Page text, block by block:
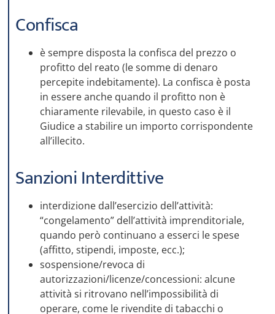
Confisca
è sempre disposta la confisca del prezzo o
profitto del reato (le somme di denaro
percepite indebitamente). La confisca è posta
in essere anche quando il profitto non è
chiaramente rilevabile, in questo caso è il
Giudice a stabilire un importo corrispondente
all’illecito.
Sanzioni Interdittive
interdizione dall’esercizio dell’attività:
“congelamento” dell’attività imprenditoriale,
quando però continuano a esserci le spese
(affitto, stipendi, imposte, ecc.);
sospensione/revoca di
autorizzazioni/licenze/concessioni: alcune
attività si ritrovano nell’impossibilità di
operare, come le rivendite di tabacchi o
PATRIMONIO PROTETTO
AZIENDA SENZA SORPRESE